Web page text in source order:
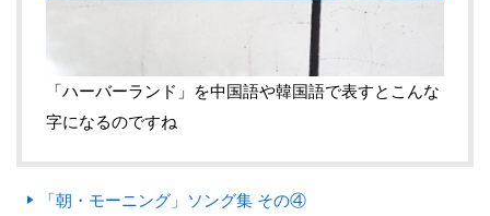
「ハーバーランド」を中国語や韓国語で表すとこんな
字になるのですね
「朝・モーニング」ソング集 その④